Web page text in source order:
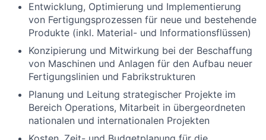
Entwicklung, Optimierung und Implementierung
von Fertigungsprozessen für neue und bestehende
Produkte (inkl. Material- und Informationsflüssen)
Konzipierung und Mitwirkung bei der Beschaffung
von Maschinen und Anlagen für den Aufbau neuer
Fertigungslinien und Fabrikstrukturen
Planung und Leitung strategischer Projekte im
Bereich Operations, Mitarbeit in übergeordneten
nationalen und internationalen Projekten